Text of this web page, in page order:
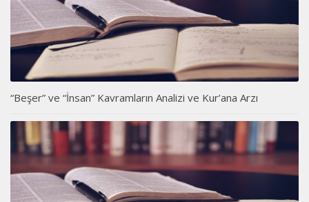
“Beşer” ve “İnsan” Kavramların Analizi ve Kur’ana Arzı